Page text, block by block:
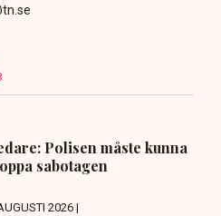
Polisen måste kunna
sabotagen
2026 |